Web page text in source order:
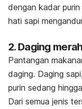
dengan kadar
hati sapi
2. Daging merah
Pantangan
daging. Daging
purin sedang
Dari semua jenis